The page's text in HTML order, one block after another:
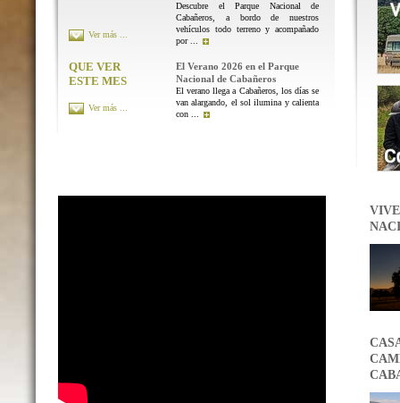
Descubre el Parque Nacional de
Cabañeros, a bordo de nuestros
vehículos todo terreno y acompañado
por ...
Ver más ...
QUE VER
ESTE MES
El Verano 2026 en el Parque
Nacional de Cabañeros
El verano llega a Cabañeros, los días se
van alargando, el sol ilumina y calienta
con ...
Ver más ...